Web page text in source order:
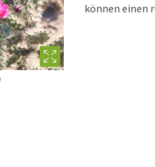
können einen